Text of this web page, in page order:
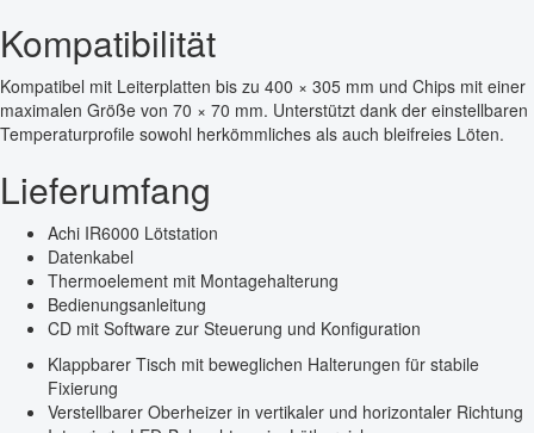
Kompatibilität
Kompatibel mit Leiterplatten bis zu 400 × 305 mm und Chips mit einer
maximalen Größe von 70 × 70 mm. Unterstützt dank der einstellbaren
Temperaturprofile sowohl herkömmliches als auch bleifreies Löten.
Lieferumfang
Achi IR6000 Lötstation
Datenkabel
Thermoelement mit Montagehalterung
Bedienungsanleitung
CD mit Software zur Steuerung und Konfiguration
Klappbarer Tisch mit beweglichen Halterungen für stabile
Fixierung
Verstellbarer Oberheizer in vertikaler und horizontaler Richtung